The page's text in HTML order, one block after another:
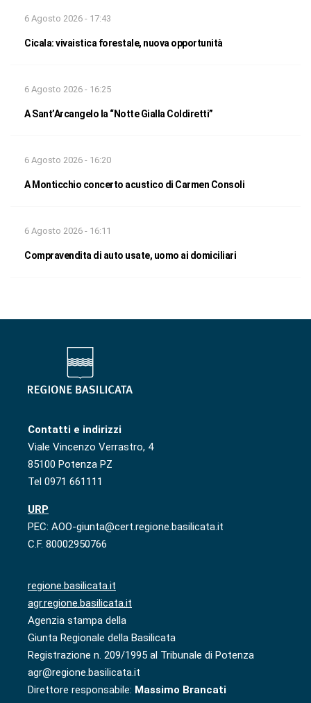
6 Agosto 2026 - 17:43
Cicala: vivaistica forestale, nuova opportunità
6 Agosto 2026 - 16:25
A Sant’Arcangelo la “Notte Gialla Coldiretti”
6 Agosto 2026 - 16:20
A Monticchio concerto acustico di Carmen Consoli
6 Agosto 2026 - 16:11
Compravendita di auto usate, uomo ai domiciliari
Contatti e indirizzi
Viale Vincenzo Verrastro, 4
85100 Potenza PZ
Tel 0971 661111
URP
PEC: AOO-giunta@cert.regione.basilicata.it
C.F. 80002950766
regione.basilicata.it
agr.regione.basilicata.it
Agenzia stampa della
Giunta Regionale della Basilicata
Registrazione n. 209/1995 al Tribunale di Potenza
agr@regione.basilicata.it
Direttore responsabile: Massimo Brancati